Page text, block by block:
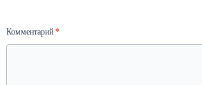
Комментарий*